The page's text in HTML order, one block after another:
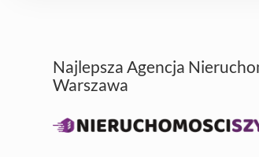
Najlepsza Agencja
Warszawa